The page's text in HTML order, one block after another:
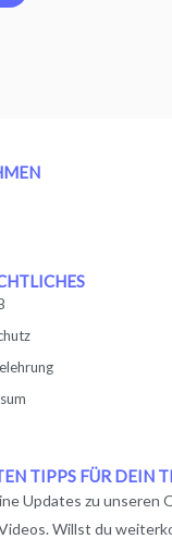
TIPPS FÜR DEIN
Updates zu unseren
Willst du